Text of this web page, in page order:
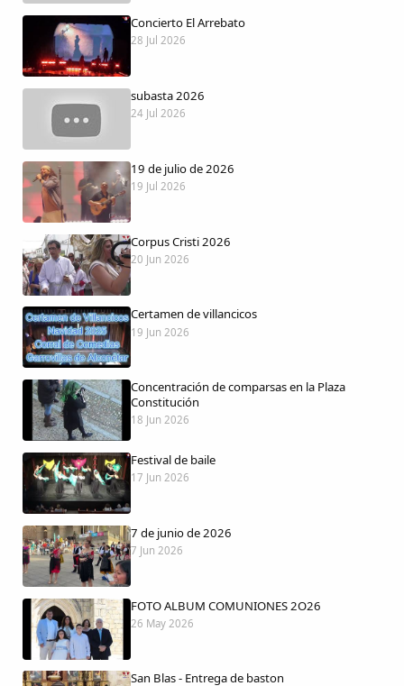
Peñas
La palra
Modo oscuro
Concierto El Arrebato
28 Jul 2026
subasta 2026
24 Jul 2026
19 de julio de 2026
19 Jul 2026
Corpus Cristi 2026
20 Jun 2026
Certamen de villancicos
19 Jun 2026
Concentración de comparsas en la Plaza
Constitución
18 Jun 2026
Festival de baile
17 Jun 2026
7 de junio de 2026
7 Jun 2026
FOTO ALBUM COMUNIONES 2O26
26 May 2026
San Blas - Entrega de baston
Compartir en Facebook
Compartir en Twitter
Copiar enlace